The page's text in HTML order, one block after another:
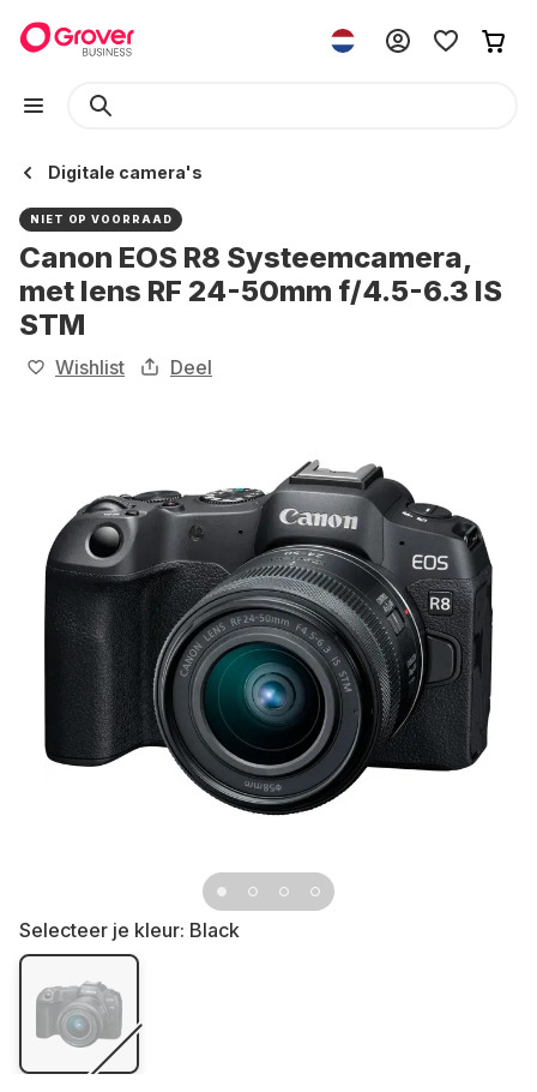
Digitale camera's
NIET OP VOORRAAD
Canon EOS R8 Systeemcamera,
met lens RF 24-50mm f/4.5-6.3 IS
STM
Wishlist Deel
Selecteer je kleur: Black